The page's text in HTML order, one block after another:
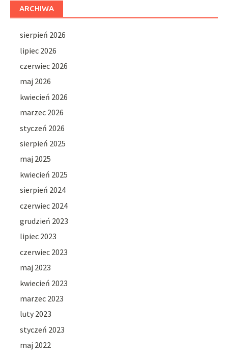
ARCHIWA
sierpień 2026
lipiec 2026
czerwiec 2026
maj 2026
kwiecień 2026
marzec 2026
styczeń 2026
sierpień 2025
maj 2025
kwiecień 2025
sierpień 2024
czerwiec 2024
grudzień 2023
lipiec 2023
czerwiec 2023
maj 2023
kwiecień 2023
marzec 2023
luty 2023
styczeń 2023
maj 2022